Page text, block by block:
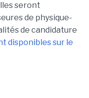
seront
de physique-
de candidature
disponibles sur le